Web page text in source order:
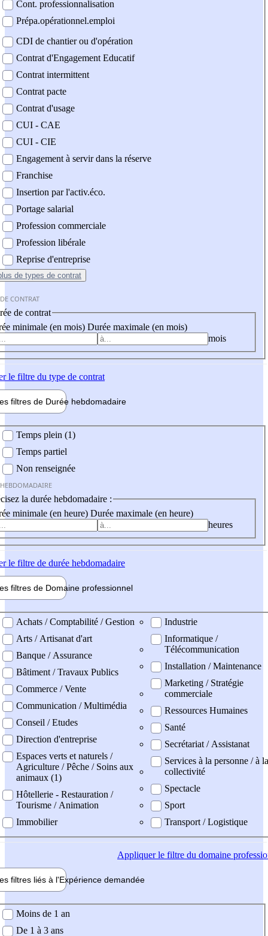
Cont. professionnalisation
Prépa.opérationnel.emploi
CDI de chantier ou d'opération
Contrat d'Engagement Educatif
Contrat intermittent
Contrat pacte
Contrat d'usage
CUI - CAE
CUI - CIE
Engagement à servir dans la réserve
Franchise
Insertion par l'activ.éco.
Portage salarial
Profession commerciale
Profession libérale
Reprise d'entreprise
de types de contrat
CONTRAT
de contrat
minimale (en mois) Durée maximale (en mois)
mois
le filtre du type de contrat
filtres de Durée hebdomadaire
Temps plein (1)
Temps partiel
Non renseignée
la durée hebdomadaire :
minimale (en heure) Durée maximale (en heure)
heures
le filtre de durée hebdomadaire
filtres de Domaine professionnel
professionel
Achats / Comptabilité / Gestion
Arts / Artisanat d'art
Banque / Assurance
Bâtiment / Travaux Publics
Commerce / Vente
Communication / Multimédia
Conseil / Etudes
Direction d'entreprise
Espaces verts et naturels /
Agriculture / Pêche / Soins aux
animaux (1)
Hôtellerie - Restauration /
Tourisme / Animation
Immobilier
Industrie
Informatique /
Télécommunication
Installation / Maintenance
Marketing / Stratégie
commerciale
Ressources Humaines
Santé
Secrétariat / Assistanat
Services à la personne / à la
collectivité
Spectacle
Sport
Transport / Logistique
Appliquerle filtre du domaine
filtres liés à l'Expérience demandée
demandée
Moins de 1 an
De 1 à 3 ans